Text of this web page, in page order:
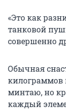
«Это как
танковой
совершенно
Обычная
килограммов
минтаю, но
каждый